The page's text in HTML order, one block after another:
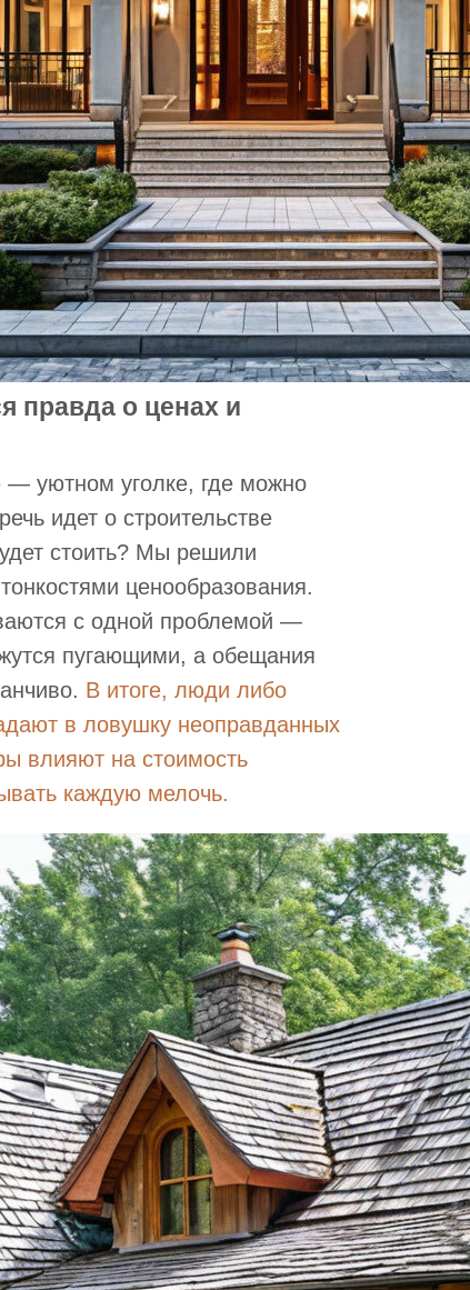
правда о ценах и
— уютном уголке, где можно
идет о строительстве
стоить? Мы решили
ценообразования.
с одной проблемой —
пугающими, а обещания
В итоге, люди либо
в ловушку неоправданных
влияют на стоимость
каждую мелочь.